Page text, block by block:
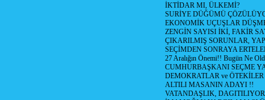
İKTİDAR MI, ÜLKEMİ?
SURİYE DÜĞÜMÜ
EKONOMİK UÇUŞLAR
ZENGİN SAYISI İKİ, FAKİR
ÇIKARILMIŞ SORUNLAR,
SEÇİMDEN SONRAYA
27 Aralığın Önemi!! Bugün Ne
CUMHURBAŞKANI SEÇME
DEMOKRATLAR ve ÖTEKİLER
ALTILI MASANIN ADAYI !!
VATANDAŞLIK,